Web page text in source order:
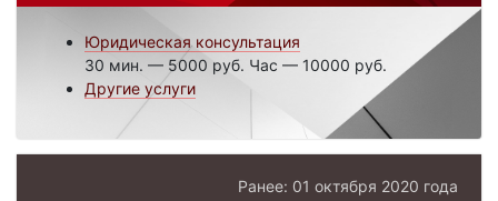
Юридическая консультация
30 мин. — 5000 руб. Час — 10000 руб.
Другие услуги
Ранее: 01 октября 2020 года